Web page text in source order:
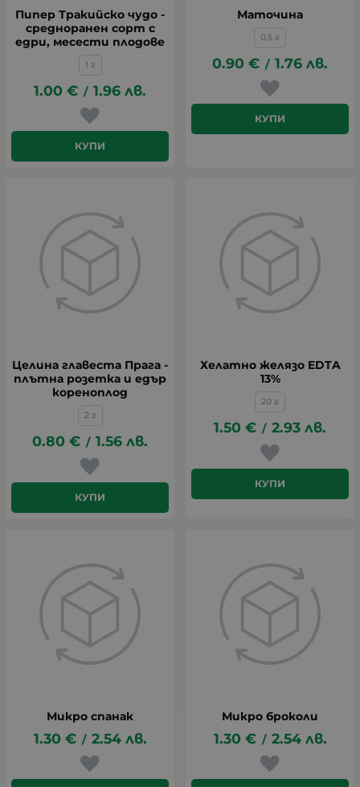
Пипер Тракийско чудо -
средноранен сорт с
едри, месести плодове
1 г
1.00 € / 1.96 лв.
КУПИ
Маточина
0,5 г
0.90 € / 1.76 лв.
КУПИ
Целина главеста Прага -
плътна розетка и едър
кореноплод
2 г
0.80 € / 1.56 лв.
КУПИ
Хелатно желязо EDTA
13%
20 г
1.50 € / 2.93 лв.
КУПИ
Микро спанак
1.30 € / 2.54 лв.
Микро броколи
1.30 € / 2.54 лв.